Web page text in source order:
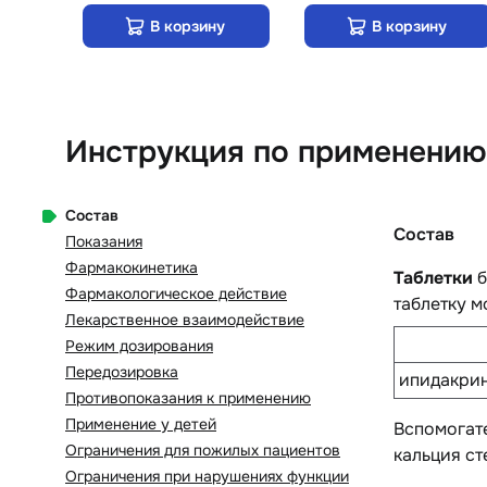
В корзину В корзину
Инструкция по
Состав
Показания
Фармакокинетика
Фармакологическое действие
Лекарственное взаимодействие
Режим дозирования
Передозировка
Противопоказания к применению
Применение у детей
Ограничения для пожилых пациентов
Ограничения при нарушениях функции
Состав
Таблетки
таблетку
кальция